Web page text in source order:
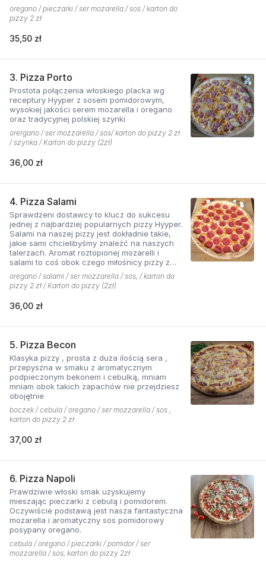
oregano / pieczarki / ser mozarella / sos / karton do
pizzy 2 zł
35,50 zł
3. Pizza Porto
Prostota połączenia włoskiego placka wg
receptury Hyyper z sosem pomidorowym,
wysokiej jakości serem mozarella i oregano
oraz tradycyjnej polskiej szynki
orergano / ser mozzarella / sos/ karton do pizzy 2 zł
/ szynka / Karton do pizzy (2zł)
36,00 zł
4. Pizza Salami
Sprawdzeni dostawcy to klucz do sukcesu
jednej z najbardziej popularnych pizzy Hyyper.
Salami na naszej pizzy jest dokładnie takie,
jakie sami chcielibyśmy znaleźć na naszych
talerzach. Aromat roztopionej mozarelli i
salami to coś obok czego miłośnicy pizzy z
mięsem nie przejdą obojętnie!
oregano / salami / ser mozzarella / sos, / karton do
pizzy 2 zł / Karton do pizzy (2zł)
36,00 zł
5. Pizza Becon
Klasyka pizzy , prosta z duża ilością sera ,
przepyszna w smaku z aromatycznym
podpieczonym bekonem i cebulką, mniam
mniam obok takich zapachów nie przejdziesz
obojętnie
boczek / cebula / oregano / ser mozzarella / sos ,
karton do pizzy 2 zł
37,00 zł
6. Pizza Napoli
Prawdziwie włoski smak uzyskujemy
mieszając pieczarki z cebulą i pomidorem.
Oczywiście podstawą jest nasza fantastyczna
mozarella i aromatyczny sos pomidorowy
posypany oregano.
cebula / oregano / pieczarki / pomidor / ser
mozzarella / sos, karton do pizzy 2zł